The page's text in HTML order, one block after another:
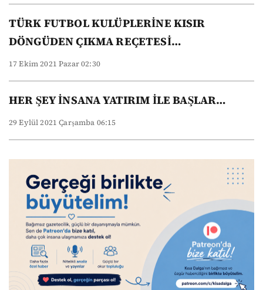
TÜRK FUTBOL KULÜPLERİNE KISIR
DÖNGÜDEN ÇIKMA REÇETESİ…
17 Ekim 2021 Pazar 02:30
HER ŞEY İNSANA YATIRIM İLE BAŞLAR…
29 Eylül 2021 Çarşamba 06:15